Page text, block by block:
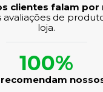
clientes falam por
avaliações de
loja.
100%